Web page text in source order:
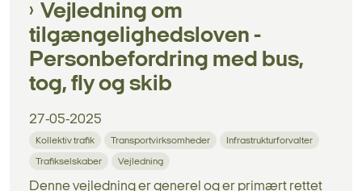
Vejledning om
tilgængelighedsloven -
Personbefordring med bus,
tog, fly og skib
27-05-2025
Kollektiv trafik Transportvirksomheder Infrastrukturforvalter
Trafikselskaber Vejledning
Denne vejledning er generel og er primært rettet